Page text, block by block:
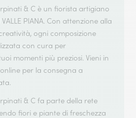
& C è un fiorista artigiano
PIANA. Con attenzione alla
ogni composizione
con cura per
momenti più preziosi. Vieni in
per la consegna a
& C fa parte della rete
fiori e piante di freschezza